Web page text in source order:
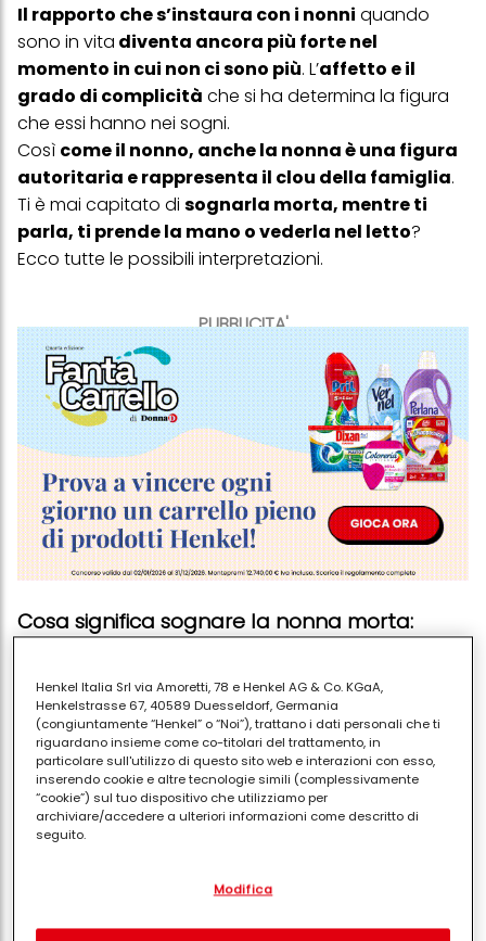
PUBBLICITA'
Il rapporto che s’instaura con i nonni quando
sono in vita diventa ancora più forte nel
momento in cui non ci sono più. L’affetto e il
grado di complicità che si ha determina la figura
che essi hanno nei sogni.
Così come il nonno, anche la nonna è una figura
autoritaria e rappresenta il clou della famiglia.
Ti è mai capitato di sognarla morta, mentre ti
parla, ti prende la mano o vederla nel letto?
Ecco tutte le possibili interpretazioni.
Cosa significa sognare la nonna morta:
A seconda se sogni la nonna materna o paterna
indica il legame molto più forteche hai instaurato
con l’una o con l’altra.Sognare la nonna morta è
un sogno molto ricorrentee indica che sei
particolarmente preoccupata per lei,
soprattutto se la nonna in questione è
gravemente malata
dentro ad una bara può essere che
sia realmente morta da poco tempoperciò è
Henkel Italia Srl via Amoretti, 78 e Henkel AG & Co. KGaA,
Henkelstrasse 67, 40589 Duesseldorf, Germania
(congiuntamente “Henkel” o “Noi”), trattano i dati personali che ti
riguardano insieme come co-titolari del trattamento, in
particolare sull'utilizzo di questo sito web e interazioni con esso,
inserendo cookie e altre tecnologie simili (complessivamente
“cookie”) sul tuo dispositivo che utilizziamo per
archiviare/accedere a ulteriori informazioni come descritto di
seguito.
separati o co-titolari come indicato nella nostra Informativa sulla
pixel, impronte digitali e tecnologie simili" utilizzeremo anche
Modifica